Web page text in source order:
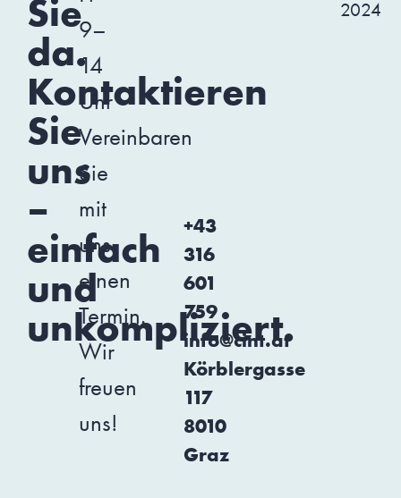
Sie
da.
Kontaktieren
Sie
uns
–
einfach
und
unkompliziert.
9–
14
Uhr
Vereinbaren
Sie
mit
uns
einen
Termin.
Wir
freuen
uns!
Körblergasse
117
8010
Graz
+43
316
601
759
info@cint.at
2024